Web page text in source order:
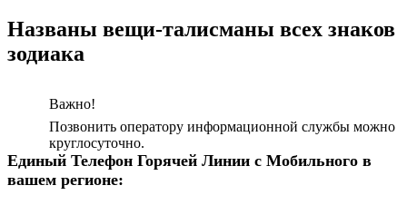
Названы вещи-талисманы всех знаков
зодиака
Важно!
Позвонить оператору информационной службы можно
круглосуточно.
Единый Телефон Горячей Линии с Мобильного в
вашем регионе: